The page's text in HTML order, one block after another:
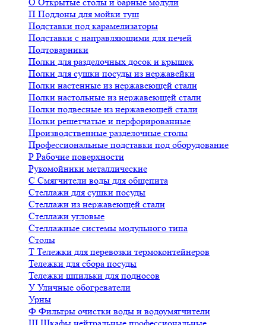
П Поддоны для мойки туш
Подставки под карамелизаторы
Подставки с направляющими для печей
Подтоварники
Полки для разделочных досок и крышек
Полки для сушки посуды из нержавейки
Полки настенные из нержавеющей стали
Полки настольные из нержавеющей стали
Полки подвесные из нержавеющей стали
Полки решетчатые и перфорированные
Производственные разделочные столы
Профессиональные подставки под оборудование
Р Рабочие поверхности
Рукомойники металлические
С Смягчители воды для общепита
Стеллажи для сушки посуды
Стеллажи из нержавеющей стали
Стеллажи угловые
Стеллажные системы модульного типа
Столы
Т Тележки для перевозки термоконтейнеров
Тележки для сбора посуды
Тележки шпильки для подносов
У Уличные обогреватели
Урны
Ф Фильтры очистки воды и водоумягчители